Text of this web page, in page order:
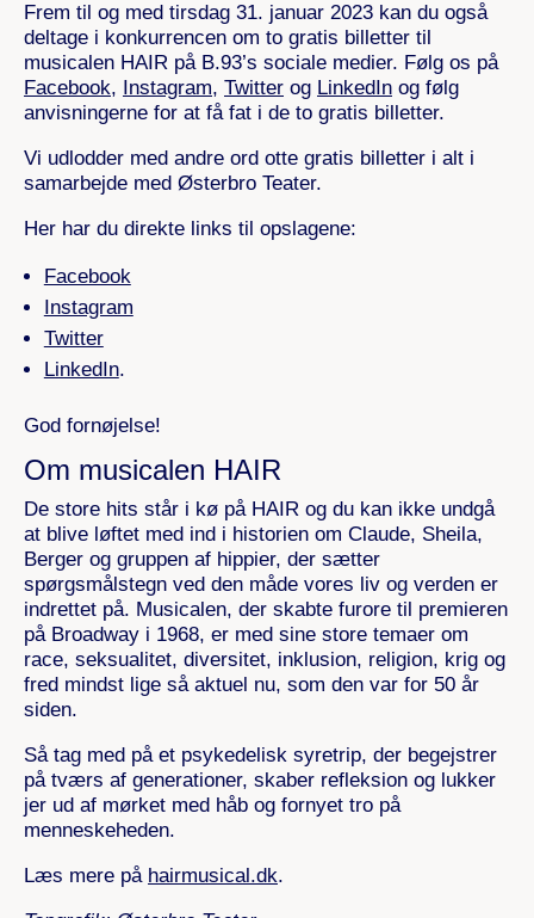
Frem til og med tirsdag 31. januar 2023 kan du også
deltage i konkurrencen om to gratis billetter til
musicalen HAIR på B.93’s sociale medier. Følg os på
Facebook, Instagram, Twitter og LinkedIn og følg
anvisningerne for at få fat i de to gratis billetter.
Vi udlodder med andre ord otte gratis billetter i alt i
samarbejde med Østerbro Teater.
Her har du direkte links til opslagene:
Facebook
Instagram
Twitter
LinkedIn.
God fornøjelse!
Om musicalen HAIR
De store hits står i kø på HAIR og du kan ikke undgå
at blive løftet med ind i historien om Claude, Sheila,
Berger og gruppen af hippier, der sætter
spørgsmålstegn ved den måde vores liv og verden er
indrettet på. Musicalen, der skabte furore til premieren
på Broadway i 1968, er med sine store temaer om
race, seksualitet, diversitet, inklusion, religion, krig og
fred mindst lige så aktuel nu, som den var for 50 år
siden.
Så tag med på et psykedelisk syretrip, der begejstrer
på tværs af generationer, skaber refleksion og lukker
jer ud af mørket med håb og fornyet tro på
menneskeheden.
Læs mere på hairmusical.dk.